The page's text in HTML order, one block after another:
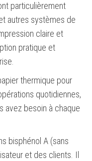
particulièrement
autres systèmes de
claire et
pratique et
thermique pour
quotidiennes,
avez besoin à chaque
bisphénol A (sans
et des clients. Il